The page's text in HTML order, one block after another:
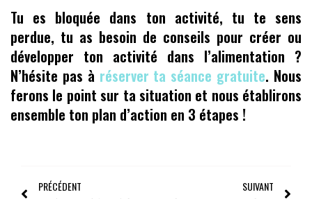
Tu es bloquée dans ton activité, tu te sens
perdue, tu as besoin de conseils pour créer ou
développer ton activité dans l’alimentation ?
N’hésite pas à réserver ta séance gratuite. Nous
ferons le point sur ta situation et nous établirons
ensemble ton plan d’action en 3 étapes !
PRÉCÉDENT SUIVANT